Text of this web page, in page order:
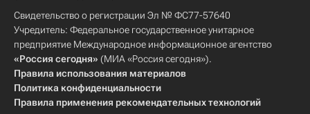
Свидетельство о регистрации Эл № ФС77-57640
Учредитель: Федеральное государственное унитарное
предприятие Международное информационное агентство
«Россия сегодня» (МИА «Россия сегодня»).
Правила использования материалов
Политика конфиденциальности
Правила применения рекомендательных технологий